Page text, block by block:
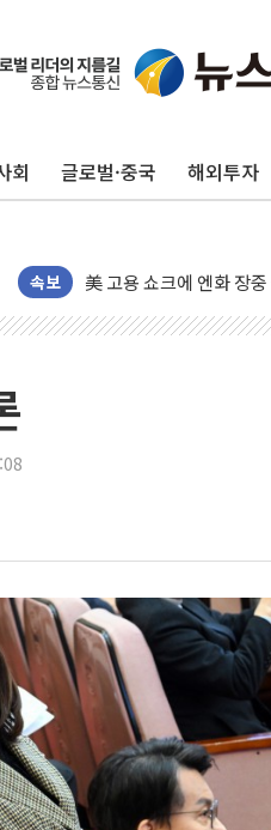
회 글로벌·중국 해외투자
속보
미 연준 매파 기세 꺾이
[종합] 이슬람 수니파 3
美 항소법원, 백악관 무
[AI MY 뉴스] 뉴욕 반도
뉴욕증시 프리뷰, 美 고
트럼프 "금리 내려야"…
특정 정치인 측근 포항
李 "해남 태양광, 대한민
李 대통령, '6시간 마라
트럼프, 中 겨냥 폴리실
[사진] 빈살만과 에르도안
이란와이어 "이란 최고
남동발전, 해남군에 국